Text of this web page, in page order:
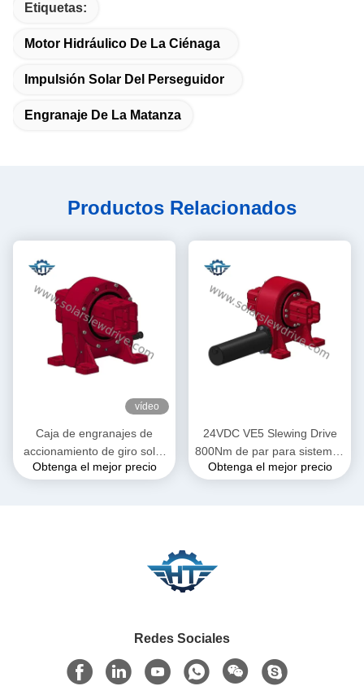
Etiquetas:
Motor Hidráulico De La Ciénaga
Impulsión Solar Del Perseguidor
Engranaje De La Matanza
Productos Relacionados
vídeo
Caja de engranajes de
accionamiento de giro solar
de 9": alto par de retención
Obtenga el mejor precio
24VDC VE5 Slewing Drive
800Nm de par para sistemas
de rastreo solar en
Obtenga el mejor precio
Redes Sociales